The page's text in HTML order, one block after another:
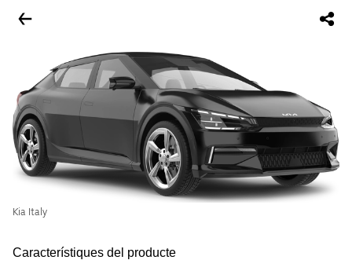
Kia Italy
Característiques del producte